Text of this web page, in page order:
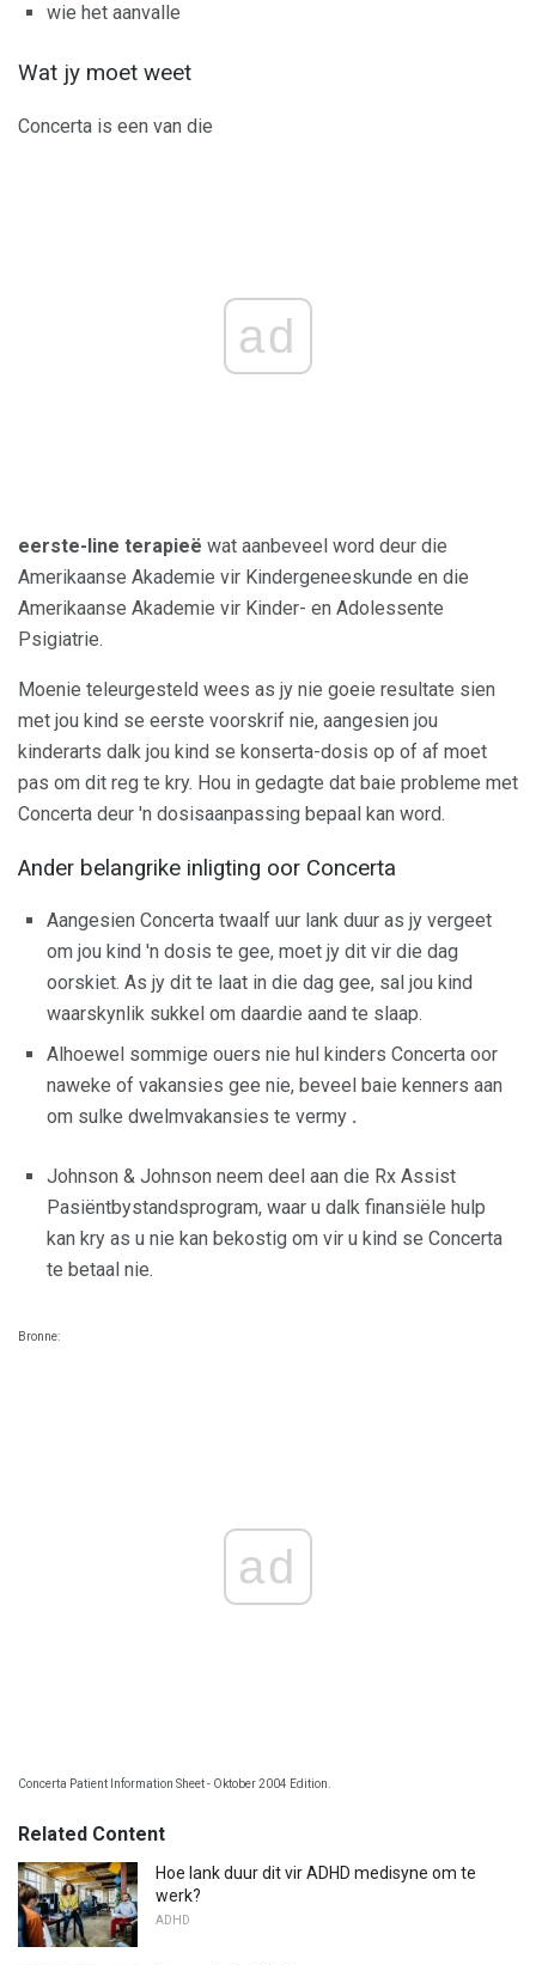
wie het aanvalle
Wat jy moet weet
Concerta is een van die
ad
eerste-line terapieë wat aanbeveel word deur die
Amerikaanse Akademie vir Kindergeneeskunde en die
Amerikaanse Akademie vir Kinder- en Adolessente
Psigiatrie.
Moenie teleurgesteld wees as jy nie goeie resultate sien
met jou kind se eerste voorskrif nie, aangesien jou
kinderarts dalk jou kind se konserta-dosis op of af moet
pas om dit reg te kry. Hou in gedagte dat baie probleme met
Concerta deur 'n dosisaanpassing bepaal kan word.
Ander belangrike inligting oor Concerta
Aangesien Concerta twaalf uur lank duur as jy vergeet
om jou kind 'n dosis te gee, moet jy dit vir die dag
oorskiet. As jy dit te laat in die dag gee, sal jou kind
waarskynlik sukkel om daardie aand te slaap.
Alhoewel sommige ouers nie hul kinders Concerta oor
naweke of vakansies gee nie, beveel baie kenners aan
om sulke dwelmvakansies te vermy .
Johnson & Johnson neem deel aan die Rx Assist
Pasiëntbystandsprogram, waar u dalk finansiële hulp
kan kry as u nie kan bekostig om vir u kind se Concerta
te betaal nie.
Bronne:
ad
Concerta Patient Information Sheet - Oktober 2004 Edition.
Related Content
Hoe lank duur dit vir ADHD medisyne om te
werk?
ADHD